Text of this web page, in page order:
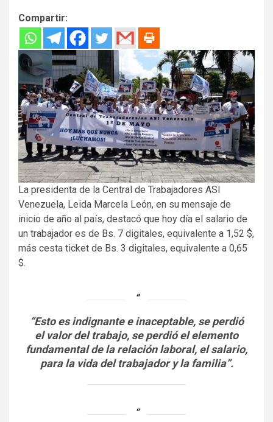
Compartir:
La presidenta de la Central de Trabajadores ASI
Venezuela, Leida Marcela León, en su mensaje de
inicio de año al país, destacó que hoy día el salario de
un trabajador es de Bs. 7 digitales, equivalente a 1,52 $,
más cesta ticket de Bs. 3 digitales, equivalente a 0,65
$.
“Esto es indignante e inaceptable, se perdió
el valor del trabajo, se perdió el elemento
fundamental de la relación laboral, el salario,
para la vida del trabajador y la familia”.